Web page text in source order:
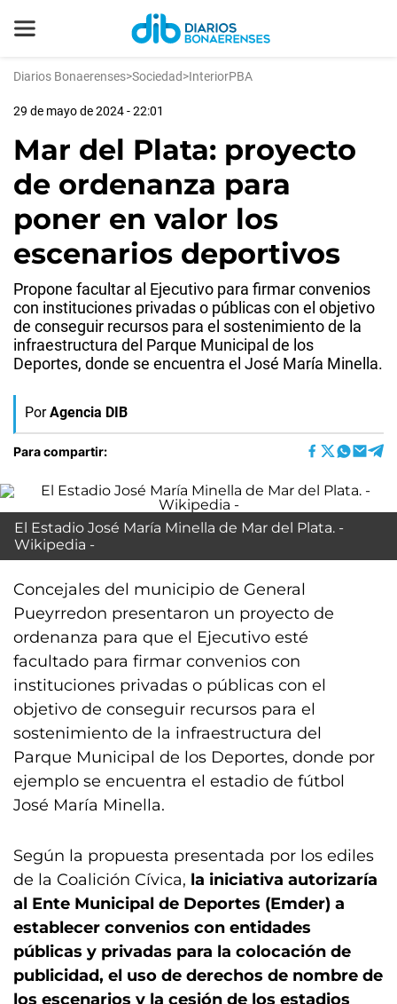
Diarios Bonaerenses>Sociedad>InteriorPBA
29 de mayo de 2024 - 22:01
Mar del Plata: proyecto
de ordenanza para
poner en valor los
escenarios deportivos
Propone facultar al Ejecutivo para firmar convenios
con instituciones privadas o públicas con el objetivo
de conseguir recursos para el sostenimiento de la
infraestructura del Parque Municipal de los
Deportes, donde se encuentra el José María Minella.
Por Agencia DIB
Para compartir:
El Estadio José María Minella de Mar del Plata. -
Wikipedia -
Concejales del municipio de General
Pueyrredon presentaron un proyecto de
ordenanza para que el Ejecutivo esté
facultado para firmar convenios con
instituciones privadas o públicas con el
objetivo de conseguir recursos para el
sostenimiento de la infraestructura del
Parque Municipal de los Deportes, donde por
ejemplo se encuentra el estadio de fútbol
José María Minella.
Según la propuesta presentada por los ediles
de la Coalición Cívica, la iniciativa autorizaría
al Ente Municipal de Deportes (Emder) a
establecer convenios con entidades
públicas y privadas para la colocación de
publicidad, el uso de derechos de nombre de
los escenarios y la cesión de los estadios